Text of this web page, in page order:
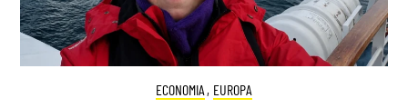
ECONOMIA , EUROPA